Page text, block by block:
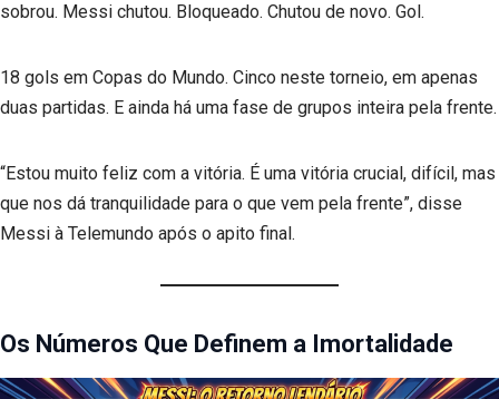
sobrou. Messi chutou. Bloqueado. Chutou de novo. Gol.
18 gols em Copas do Mundo. Cinco neste torneio, em apenas
duas partidas. E ainda há uma fase de grupos inteira pela frente.
“Estou muito feliz com a vitória. É uma vitória crucial, difícil, mas
que nos dá tranquilidade para o que vem pela frente”, disse
Messi à Telemundo após o apito final.
Os Números Que Definem a Imortalidade